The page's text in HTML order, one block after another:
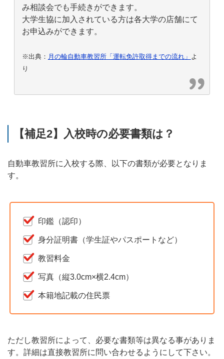
み相談会でも手続きができます。
大学生協に加入されている方は各大学の店舗にて
お申込みができます。
※出典： 月の輪自動車教習所「運転免許取得までの流れ」 よ
り
【補足2】入校時の必要書類は？
自動車教習所に入校する際、以下の書類が必要となりま
す。
印鑑（認印）
身分証明書（学生証やパスポートなど）
教習料金
写真（縦3.0cm×横2.4cm）
本籍地記載の住民票
ただし教習所によって、必要な書類等は異なる事がありま
す。詳細は直接教習所に問い合わせるようにして下さい。